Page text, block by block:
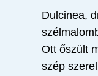
Dulcinea,
Ott őszült
szép